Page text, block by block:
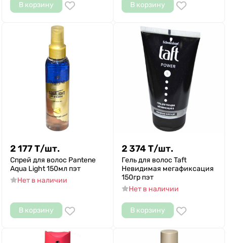
В корзину В корзину
2 177Т/шт.
Спрей для волос Pantene
Aqua Light 150мл пэт
Нет в наличии
В корзину
2 374Т/шт.
Гель для волос Taft
Невидимая мегафиксация
150гр пэт
Нет в наличии
В корзину